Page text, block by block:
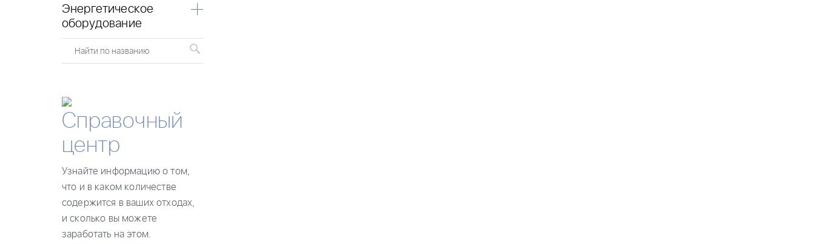
Энергетическое
оборудование
Найти по названию
Справочный
центр
Узнайте информацию о том,
что и в каком количестве
содержится в ваших отходах,
и сколько вы можете
заработать на этом.